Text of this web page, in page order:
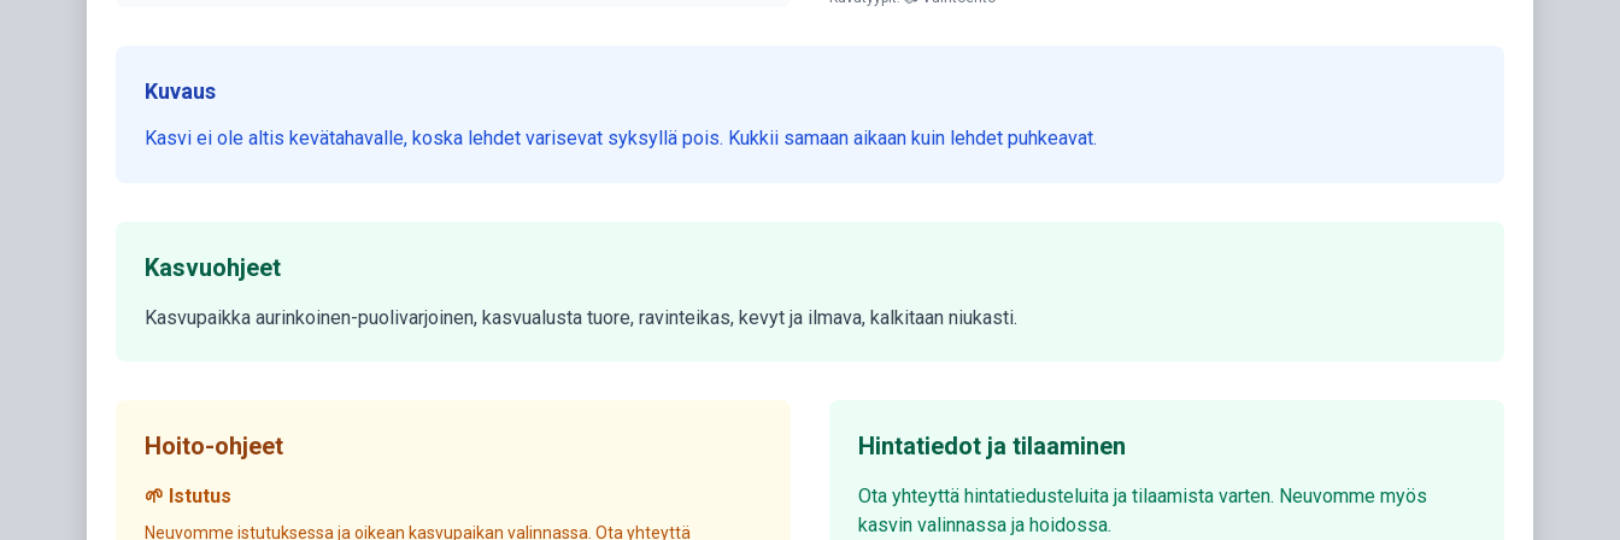
Kuvaus
Kasvi ei ole altis kevätahavalle, koska lehdet varisevat syksyllä pois. Kukkii samaan aikaan kuin lehdet puhkeavat.
Kasvuohjeet
Kasvupaikka aurinkoinen-puolivarjoinen, kasvualusta tuore, ravinteikas, kevyt ja ilmava, kalkitaan niukasti.
Hoito-ohjeet
🌱 Istutus
Neuvomme istutuksessa ja oikean kasvupaikan valinnassa. Ota yhteyttä
Hintatiedot ja tilaaminen
Ota yhteyttä hintatiedusteluita ja tilaamista varten. Neuvomme myös
kasvin valinnassa ja hoidossa.